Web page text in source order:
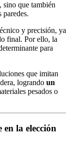
sino que también
paredes.
y precisión, ya
final. Por ello, la
para
que imitan
logrando un
pesados o
la elección